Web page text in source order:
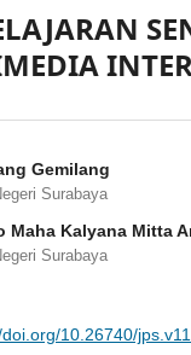
Gemilang
Surabaya
Maha Kalyana Mitta
Surabaya
10.26740/